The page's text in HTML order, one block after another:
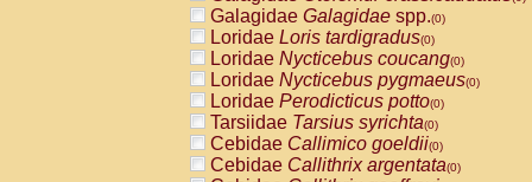
Galagidae Galagidae spp.(0)
Loridae Loris tardigradus(0)
Loridae Nycticebus coucang(0)
Loridae Nycticebus pygmaeus(0)
Loridae Perodicticus potto(0)
Tarsiidae Tarsius syrichta(0)
Cebidae Callimico goeldii(0)
Cebidae Callithrix argentata(0)